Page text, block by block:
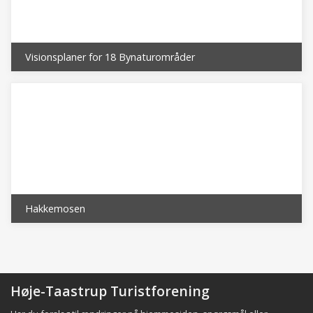
Visionsplaner for 18 Bynaturområder
Hakkemosen
Høje-Taastrup Turistforening